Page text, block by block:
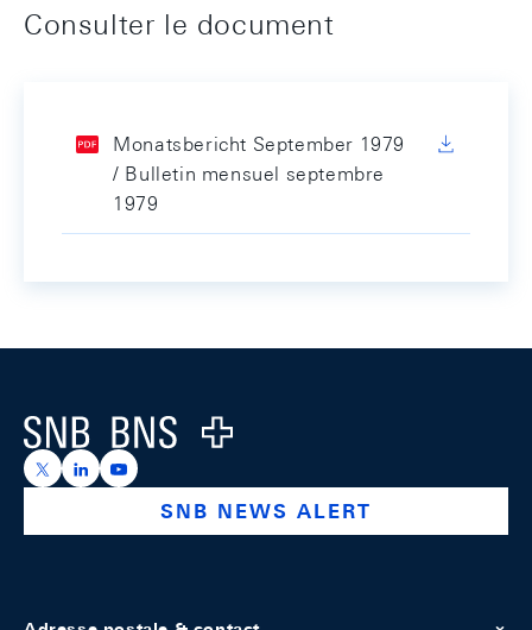
Consulter le document
Monatsbericht September 1979
/ Bulletin mensuel septembre
1979
Logo
https://x.com/snb_bns
https://ch.linkedin.com/company/swiss-national-
https://www.youtube.com/@swissnationalbank
SNB NEWS ALERT